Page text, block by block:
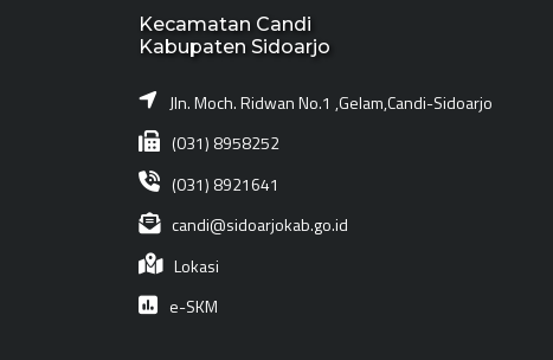
Kecamatan Candi
Kabupaten Sidoarjo
Jln. Moch. Ridwan No.1 ,Gelam,Candi-Sidoarjo
(031) 8958252
(031) 8921641
candi@sidoarjokab.go.id
Lokasi
e-SKM